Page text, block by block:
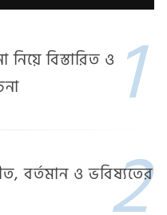
নিয়ে বিস্তারিত ও
বর্তমান ও ভবিষ্যতের